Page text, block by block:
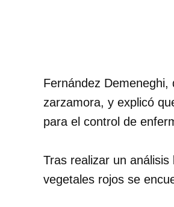
Fernández
zarzamora, y explicó
para el control de
Tras realizar un
vegetales rojos se